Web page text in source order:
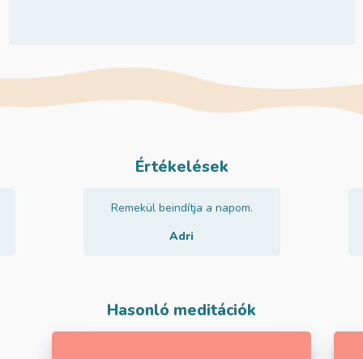
Értékelések
Remekül beindítja a napom.
Adri
Hasonló meditációk